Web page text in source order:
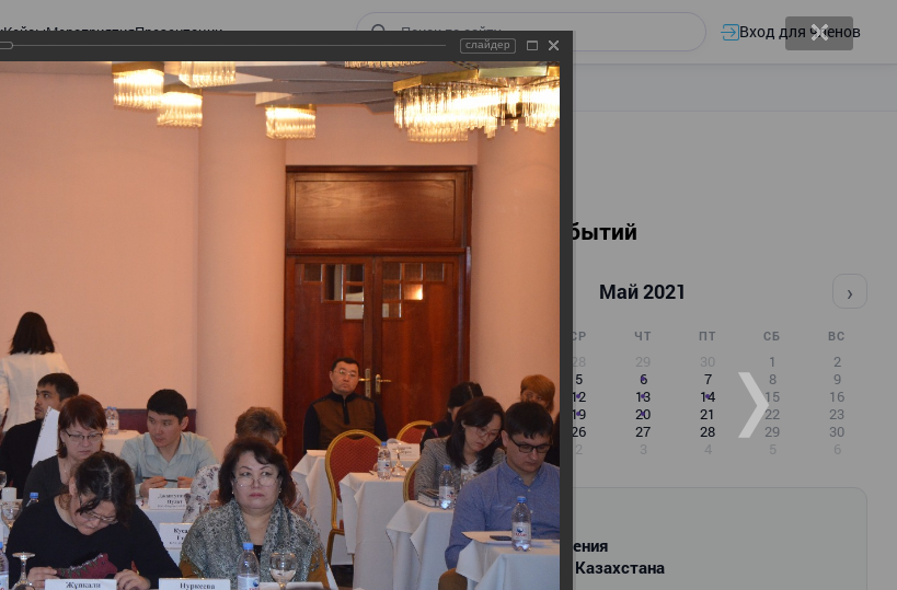
КейсыМероприятияПрезентации Вход для членов
СКЛАД.
ВИРТУАЛЬНЫЙ
Календарь событий
‹ Май 2021 ›
СР ЧТ ПТ СБ ВС
28 29 30 1
2
5 6 7 8
9
10
11 12 13 14 15
16
17
18 19 20 21 22
23
24
25 26 27 28 29
30
31
1 2 3 4 5 6
РАССЫЛКА
Новости и изменения
для бухгалтеров Казахстана
слайдер